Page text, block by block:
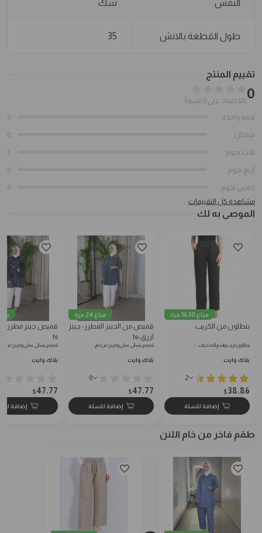
النقش شك
طول القطعة بالانش 35
تقييم المنتج
0بالاعتماد على 0 تقييماً
نجمة واحدة
0
نجمتان 0
ثلاث نجوم 0
أربع نجوم 0
خمس نجوم
0
مشاهدة كل التقييمات
الموصى به لك
مباع 1630 مرة
بنطلون من الكريب
بنطلون كريب واسع للمحجبات: ♢…
بلاك وايت
2
38.86
$
إضافة للسلة
مباع 24 مرة
قميص من الجينز المطرز- جينز
ازرق-fs
قميص نسائي عملي ومريح من خام…
بلاك وايت
0
47.77
$
إضافة للسلة
مباع
قميص جينز مطرز-
fs
قميص نسائي عملي ومريح من
بلاك وايت
47.77
$
إضافة
طقم فاخر من خام اللنن